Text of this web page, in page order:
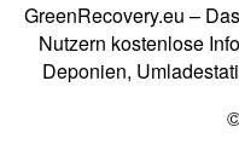
GreenRecovery.eu –
Nutzern kostenlose
Deponien,